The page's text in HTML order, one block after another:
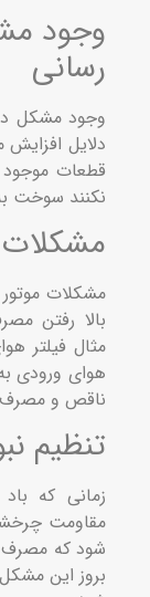
مشکل
مشکل در
افزایش مصرف
موجود در
سوخت به صورت
موتور و سیستم
رفتن مصرف
فیلتر هوای
ورودی به موتور
و مصرف سوخت
نبودن
که باد
چرخشی
که مصرف سوخت
این مشکل باد